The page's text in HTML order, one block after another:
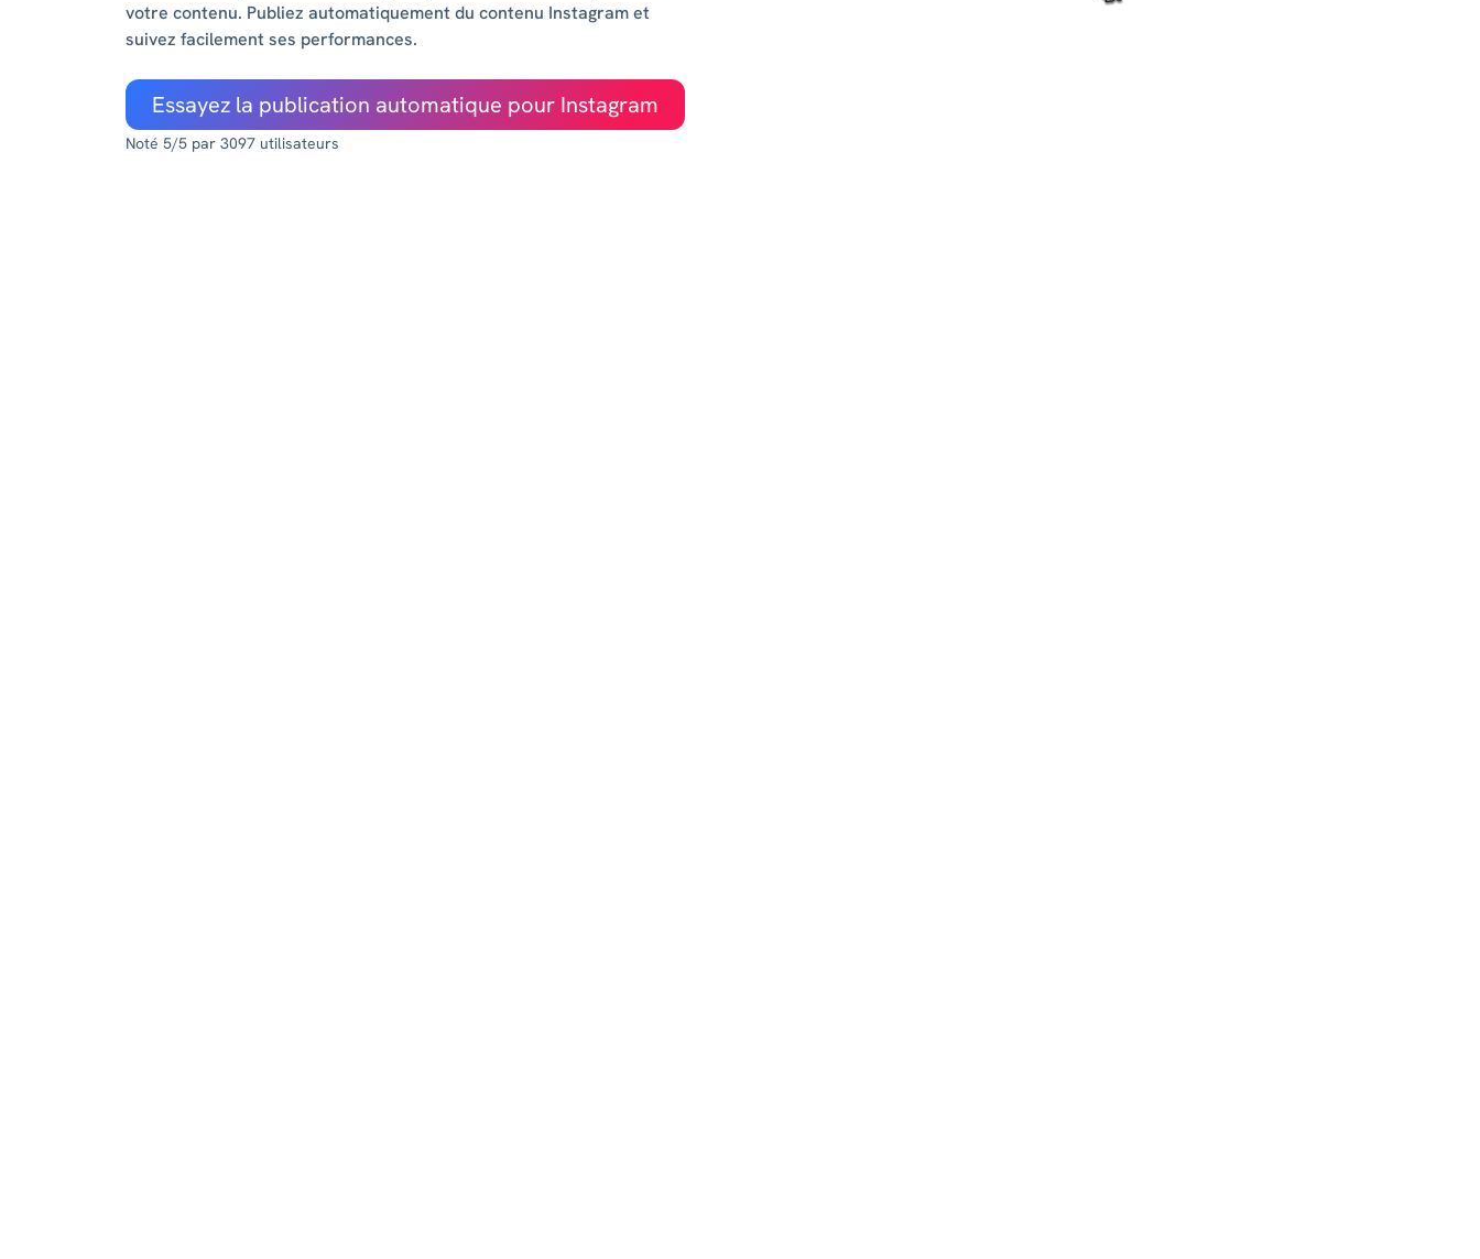
votre contenu. Publiez automatiquement du contenu Instagram et
suivez facilement ses performances.
Essayez la publication automatique pour Instagram
Noté 5/5 par 3097 utilisateurs